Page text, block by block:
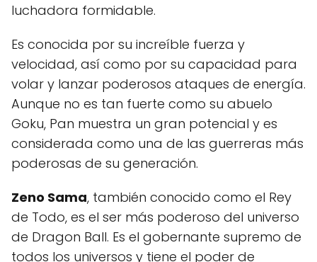
luchadora formidable.
Es conocida por su increíble fuerza y
velocidad, así como por su capacidad para
volar y lanzar poderosos ataques de energía.
Aunque no es tan fuerte como su abuelo
Goku, Pan muestra un gran potencial y es
considerada como una de las guerreras más
poderosas de su generación.
Zeno Sama, también conocido como el Rey
de Todo, es el ser más poderoso del universo
de Dragon Ball. Es el gobernante supremo de
todos los universos y tiene el poder de